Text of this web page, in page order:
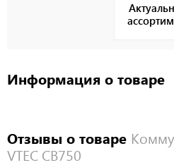
Информация о товаре
Отзывы о товаре
VTEC CB750